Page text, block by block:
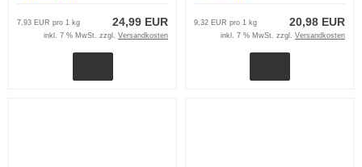
24,99 EUR
7,93 EUR pro 1 kg
inkl. 7 % MwSt. zzgl. Versandkosten
20,98 EUR
9,32 EUR pro 1 kg
inkl. 7 % MwSt. zzgl. Versandkosten